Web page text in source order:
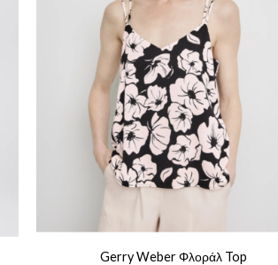
Gerry Weber Φλοράλ Top